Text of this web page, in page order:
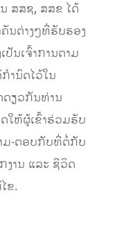
ສສຊ, ສສຂ ໄດ້
ນຕ່າງໆທີ່ຮັບຮອງ
ປັນເຈົ້າການຕາມ
ຳນົດໄວ້ໃນ
ຽວກັນທ່ານ
ໃຫ້ຜູ້ເຂົ້າຮ່ວມຮັບ
ມ-ຕອບກັບທີ່ຕໍ່ກັບ
ງານ ແລະ ຊີວິດ
ຂ.